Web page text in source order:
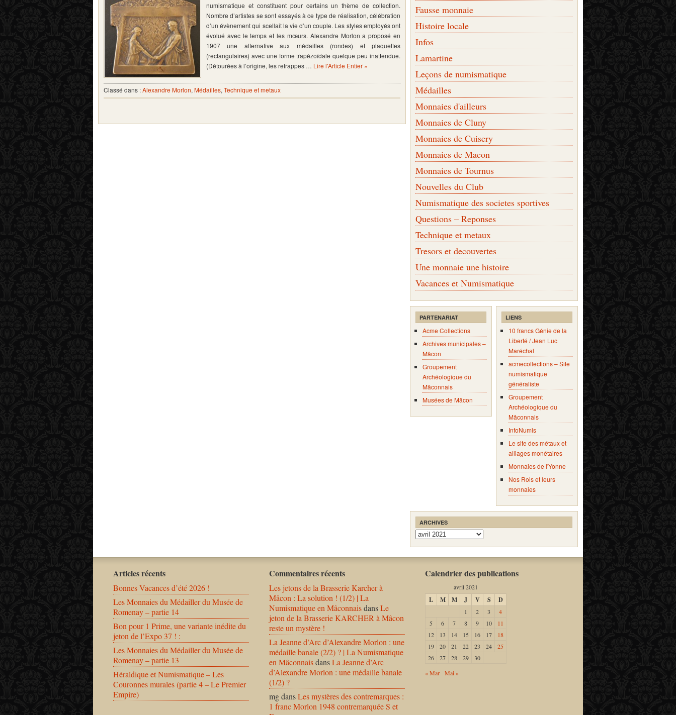
numismatique et constituent pour certains un thème de collection.
Nombre d’artistes se sont essayés à ce type de réalisation, célébration
d’un évènement qui scellait la vie d’un couple. Les styles employés ont
évolué avec le temps et les mœurs. Alexandre Morlon a proposé en
1907 une alternative aux médailles (rondes) et plaquettes
(rectangulaires) avec une forme trapézoïdale quelque peu inattendue.
(Détourées à l’origine, les refrappes … Lire l'Article Entier »
Classé dans :Alexandre Morlon, Médailles, Technique et metaux
Fausse monnaie
Histoire locale
Infos
Lamartine
Leçons de numismatique
Médailles
Monnaies d'ailleurs
Monnaies de Cluny
Monnaies de Cuisery
Monnaies de Macon
Monnaies de Tournus
Nouvelles du Club
Numismatique des societes sportives
Questions – Reponses
Technique et metaux
Tresors et decouvertes
Une monnaie une histoire
Vacances et Numismatique
PARTENARIAT
Acme Collections
Archives municipales –
Mâcon
Groupement
Archéologique du
Mâconnais
Musées de Mâcon
LIENS
10 francs Génie de la
Liberté / Jean Luc
Maréchal
acmecollections – Site
numismatique
généraliste
Groupement
Archéologique du
Mâconnais
InfoNumis
Le site des métaux et
alliages monétaires
Monnaies de l'Yonne
Nos Rois et leurs
monnaies
ARCHIVES
Archives
Articles récents
Bonnes Vacances d’été 2026 !
Les Monnaies du Médailler du Musée de
Romenay – partie 14
Bon pour 1 Prime, une variante inédite du
jeton de l’Expo 37 ! :
Les Monnaies du Médailler du Musée de
Romenay – partie 13
Héraldique et Numismatique – Les
Couronnes murales (partie 4 – Le Premier
Empire)
Commentaires récents
Les jetons de la Brasserie Karcher à
Mâcon : La solution ! (1/2) | La
Numismatique en MâconnaisdansLe
jeton de la Brasserie KARCHER à Mâcon
reste un mystère !
La Jeanne d’Arc d’Alexandre Morlon : une
médaille banale (2/2) ? | La Numismatique
en MâconnaisdansLa Jeanne d’Arc
d’Alexandre Morlon : une médaille banale
(1/2) ?
mgdansLes mystères des contremarques :
1 franc Morlon 1948 contremarquée S et
Calendrier des publications
avril 2021
L M M J V S D
1 2 3
4
5
6 7 8 9 10
11
12
13 14 15 16 17
18
19
20 21 22 23 24
25
26
27 28 29
30
« Mar
Mai »